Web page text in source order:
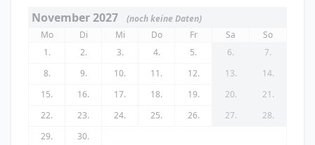
November 2027
(noch keine Daten)
Mo
Di Mi Do Fr Sa
So
1.
2. 3. 4. 5. 6.
7.
8.
9. 10. 11. 12. 13.
14.
15.
16. 17. 18. 19. 20.
21.
22.
23. 24. 25. 26. 27.
28.
29.
30.